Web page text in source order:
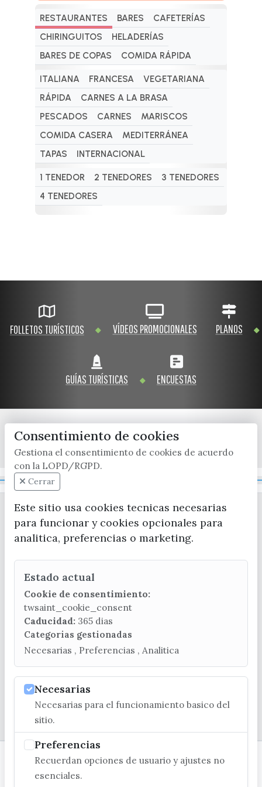
RESTAURANTES BARES
CAFETERÍAS
CHIRINGUITOS
HELADERÍAS
BARES DE COPAS
COMIDA RÁPIDA
ITALIANA FRANCESA
VEGETARIANA
RÁPIDA
CARNES A LA BRASA
PESCADOS
CARNES
MARISCOS
COMIDA CASERA
MEDITERRÁNEA
TAPAS
INTERNACIONAL
1 TENEDOR 2 TENEDORES
3 TENEDORES
4 TENEDORES
FOLLETOS TURÍSTICOS VÍDEOS PROMOCIONALES PLANOS
GUÍAS TURÍSTICAS ENCUESTAS
x / twitter facebook youtube instagram
CONTACTA CON LA OFICINA DE TURISMO
(+34) 952 541 104
turismo@velezmalaga.es
C/ Poniente, 2. CP 29740 - Torre del Mar
Consentimiento de cookies
Gestiona el consentimiento de cookies de acuerdo
con la LOPD/RGPD.
Cerrar
Este sitio usa cookies tecnicas necesarias
para funcionar y cookies opcionales para
analitica, preferencias o marketing.
Estado actual
Cookie de consentimiento:
twsaint_cookie_consent
Caducidad: 365 dias
Categorias gestionadas
Necesarias , Preferencias , Analitica
Necesarias
Necesarias para el funcionamiento basico del
sitio.
Preferencias
Recuerdan opciones de usuario y ajustes no
esenciales.